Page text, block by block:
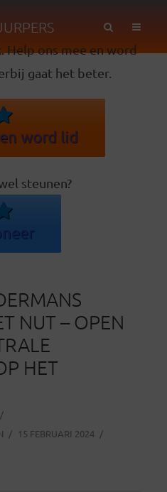
Help ons mee en word
gaat het beter.
word lid
steunen?
NUT – OPEN
HET
15 FEBRUARI 2024